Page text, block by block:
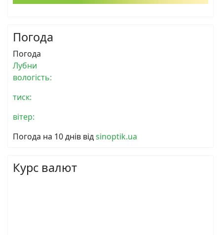
Погода
Погода
Лубни
вологість:
тиск:
вітер:
Погода на 10 днів відsinoptik.ua
Курс валют